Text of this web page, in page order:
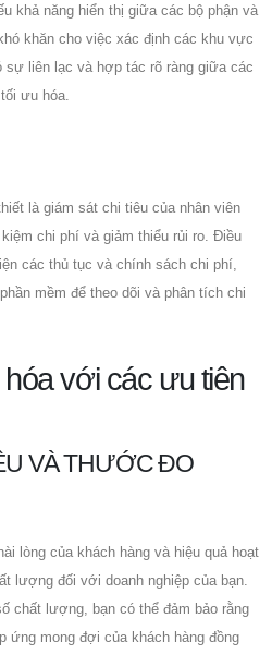
khả năng hiển thị giữa các bộ phận và
khăn cho việc xác định các khu vực
sự liên lạc và hợp tác rõ ràng giữa các
ưu hóa.
là giám sát chi tiêu của nhân viên
chi phí và giảm thiểu rủi ro. Điều
các thủ tục và chính sách chi phí,
mềm để theo dõi và phân tích chi
với các ưu tiên
VÀ THƯỚC ĐO
lòng của khách hàng và hiệu quả hoạt
lượng đối với doanh nghiệp của bạn.
chất lượng, bạn có thể đảm bảo rằng
ứng mong đợi của khách hàng đồng